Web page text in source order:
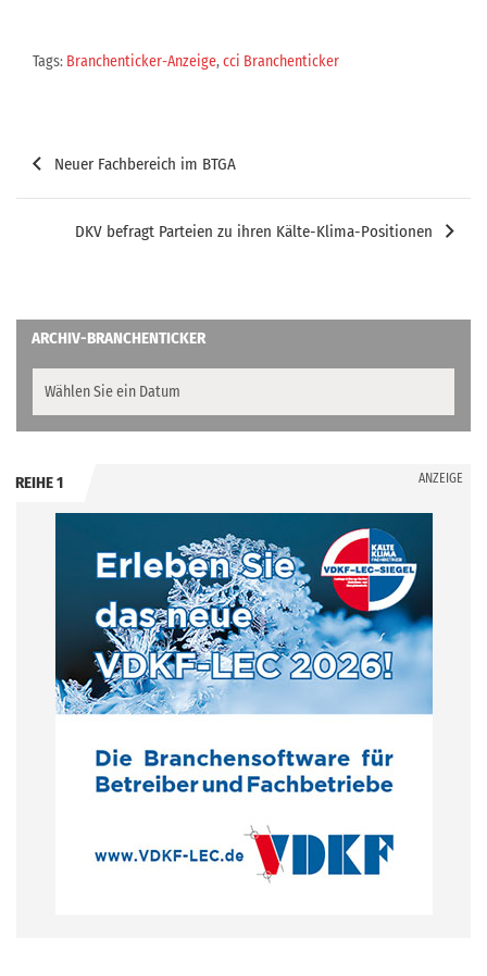
Tags: Branchenticker-Anzeige,cci Branchenticker
Beitragsnavigation
Neuer Fachbereich im BTGA
DKV befragt Parteien zu ihren Kälte-Klima-Positionen
ARCHIV-BRANCHENTICKER
REIHE 1 ANZEIGE